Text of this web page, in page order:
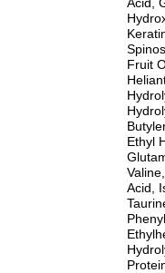
Fruit
Ethyl
Acid,